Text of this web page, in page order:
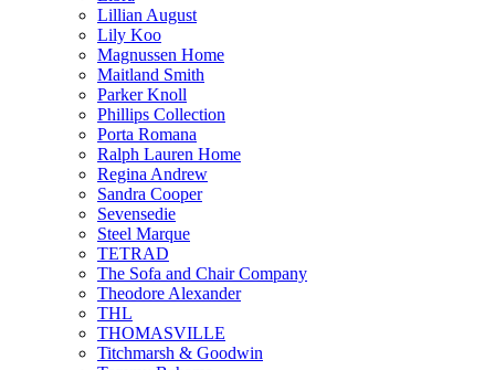
Lillian August
Lily Koo
Magnussen Home
Maitland Smith
Parker Knoll
Phillips Collection
Porta Romana
Ralph Lauren Home
Regina Andrew
Sandra Cooper
Sevensedie
Steel Marque
TETRAD
The Sofa and Chair Company
Theodore Alexander
THL
THOMASVILLE
Titchmarsh & Goodwin